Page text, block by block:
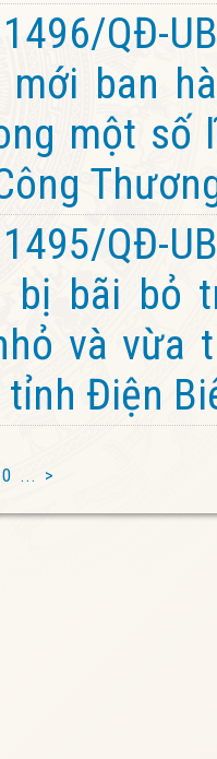
QĐ-
ban
một số
QĐ-
bị bãi bỏ
và vừa
tỉnh Điện
... >